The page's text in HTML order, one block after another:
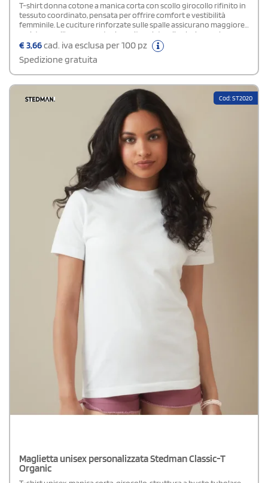
T-shirt donna cotone a manica corta con scollo girocollo rifinito in
tessuto coordinato, pensata per offrire comfort e vestibilità
femminile. Le cuciture rinforzate sulle spalle assicurano maggiore
resistenza all’usura, mentre le cuciture laterali valorizzano la
silhouette e garantiscono una struttura più definita. Realizzata in
100% cotone certificato organico OCS, è disponibile anche nella
variante Grey Heather composta da 85% cotone e 15% viscosa, per
un effetto mélange morbido e piacevole al
Vegan - Amfori BSCI (Business Social Compliance Initiative)
€3,66cad. iva esclusa per 100 pz
Spedizione gratuita
Cod: ST2020
Maglietta unisex personalizzata Stedman Classic-T
Organic